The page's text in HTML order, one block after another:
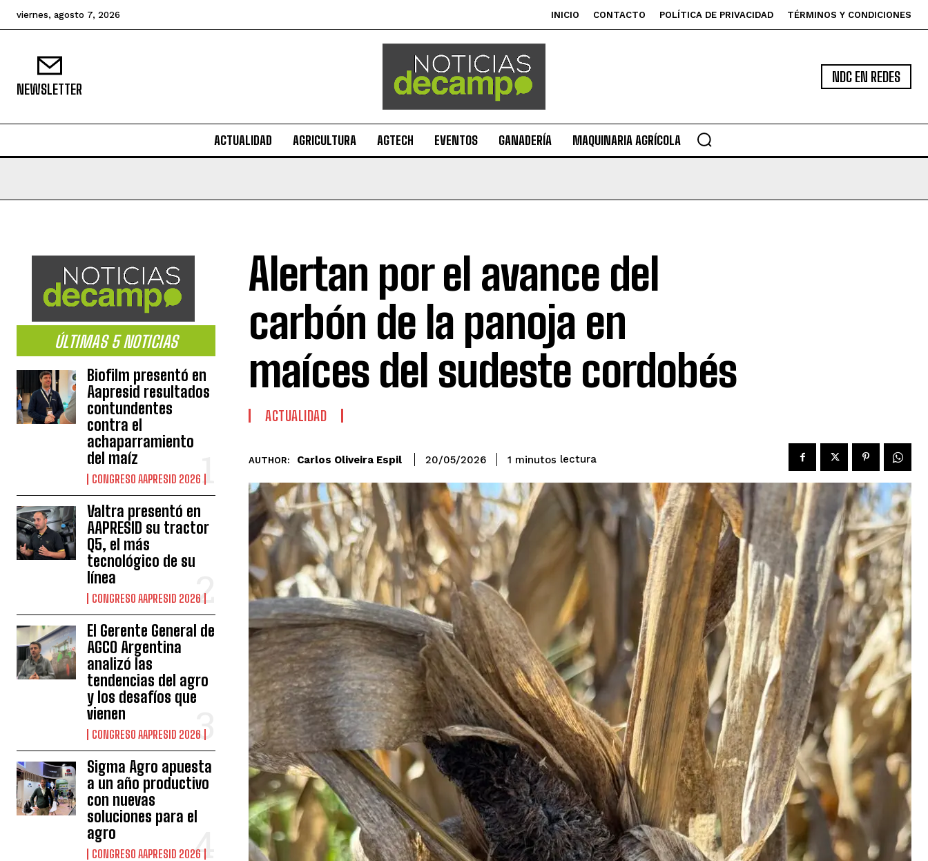
viernes, agosto 7, 2026 INICIO CONTACTO POLÍTICA DE PRIVACIDAD TÉRMINOS Y CONDICIONES
NEWSLETTER
NDC EN REDES
ACTUALIDAD AGRICULTURA AGTECH EVENTOS GANADERÍA MAQUINARIA AGRÍCOLA
ÚLTIMAS 5 NOTICIAS
Biofilm presentó en
Aapresid resultados
contundentes
contra el
achaparramiento
del maíz
CONGRESO AAPRESID 2026
Valtra presentó en
AAPRESID su tractor
Q5, el más
tecnológico de su
línea
CONGRESO AAPRESID 2026
El Gerente General de
AGCO Argentina
analizó las
tendencias del agro
y los desafíos que
vienen
CONGRESO AAPRESID 2026
Sigma Agro apuesta
a un año productivo
con nuevas
soluciones para el
agro
CONGRESO AAPRESID 2026
Alertan por el avance del
carbón de la panoja en
maíces del sudeste cordobés
ACTUALIDAD
AUTHOR: Carlos Oliveira Espil 20/05/2026 1 minutos lectura